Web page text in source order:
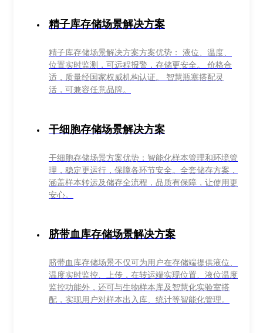
精子库存储场景解决方案
精子库存储场景解决方案方案优势： 液位、温度、
位置实时监测，可远程报警，存储更安全。 价格合
适，质量经国家权威机构认证。 智慧瓶塞搭配灵
活，可兼容任意品牌。
干细胞存储场景解决方案
干细胞存储场景方案优势：智能化样本管理和环境管
理，稳定更运行，保障各环节安全。全套储存方案，
涵盖样本转运及储存全流程，品质有保障，让使用更
安心。
脐带血库存储场景解决方案
脐带血库存储场景不仅可为用户在存储端提供液位、
温度实时监控、上传，在转运端实现位置、液位温度
监控功能外，还可与生物样本库及智慧化实验室搭
配，实现用户对样本出入库、统计等智能化管理。